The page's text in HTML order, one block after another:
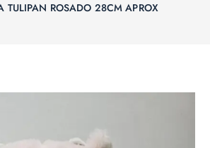
TULIPAN ROSADO 28CM APROX